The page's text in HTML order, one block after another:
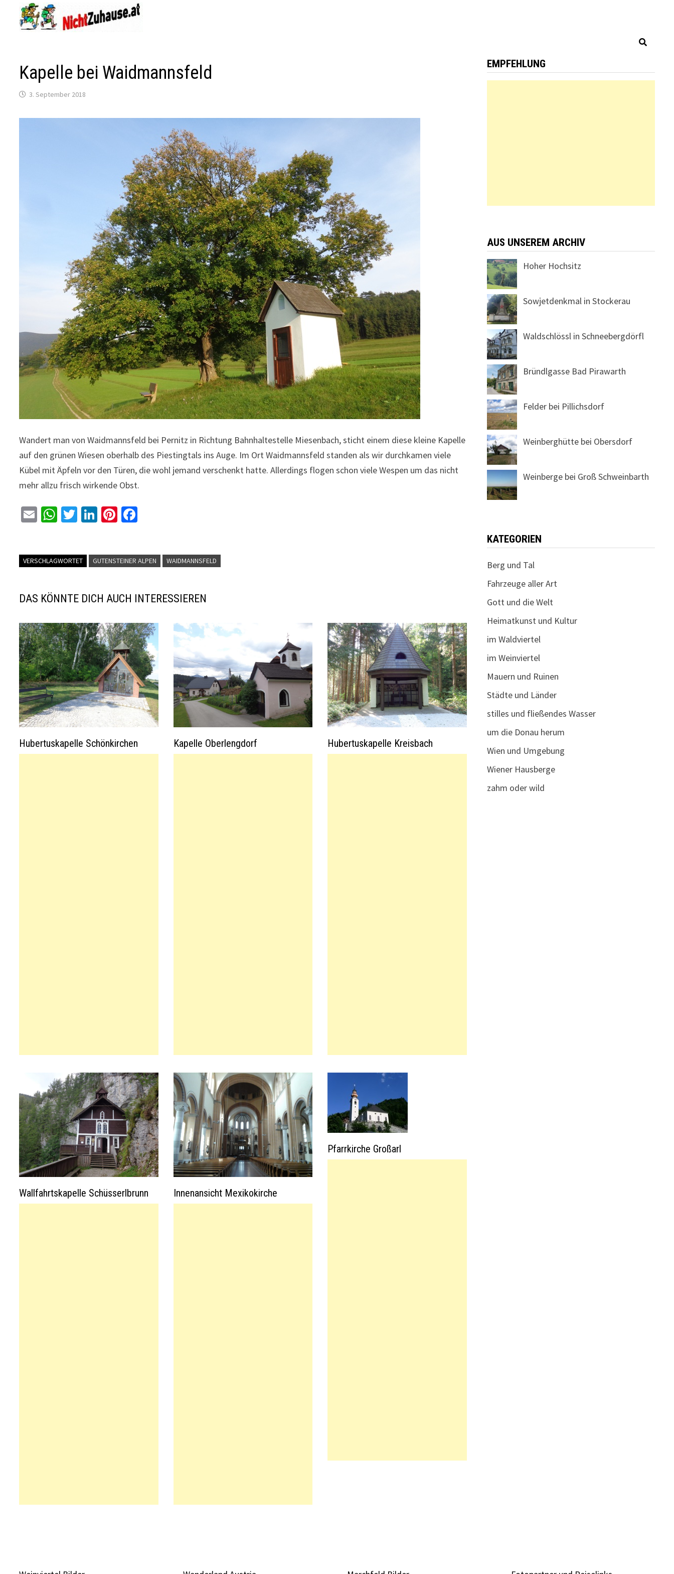
Inhalt
springen
Kapelle bei Waidmannsfeld
3. September 2018
Wandert man von Waidmannsfeld bei Pernitz in Richtung Bahnhaltestelle Miesenbach, sticht einem diese kleine Kapelle
auf den grünen Wiesen oberhalb des Piestingtals ins Auge. Im Ort Waidmannsfeld standen als wir durchkamen viele
Kübel mit Äpfeln vor den Türen, die wohl jemand verschenkt hatte. Allerdings flogen schon viele Wespen um das nicht
mehr allzu frisch wirkende Obst.
E
l
W
sA
p
T
er
Li
dI
Pi
es o
k
VERSCHLAGWORTET GUTENSTEINER ALPEN WAIDMANNSFELD
DAS KÖNNTE DICH AUCH INTERESSIEREN
Hubertuskapelle Schönkirchen Kapelle Oberlengdorf Hubertuskapelle Kreisbach
Wallfahrtskapelle Schüsserlbrunn Innenansicht Mexikokirche
Pfarrkirche Großarl
EMPFEHLUNG
AUS UNSEREM ARCHIV
Hoher Hochsitz
Sowjetdenkmal in Stockerau
Waldschlössl in Schneebergdörfl
Bründlgasse Bad Pirawarth
Felder bei Pillichsdorf
Weinberghütte bei Obersdorf
Weinberge bei Groß Schweinbarth
KATEGORIEN
Berg und Tal
Fahrzeuge aller Art
Gott und die Welt
Heimatkunst und Kultur
im Waldviertel
im Weinviertel
Mauern und Ruinen
Städte und Länder
stilles und fließendes Wasser
um die Donau herum
Wien und Umgebung
Wiener Hausberge
zahm oder wild